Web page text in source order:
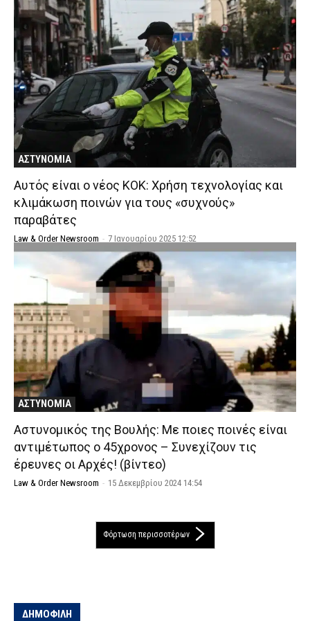
ΑΣΤΥΝΟΜΙΑ
Αυτός είναι ο νέος ΚΟΚ: Χρήση τεχνολογίας και
κλιμάκωση ποινών για τους «συχνούς»
παραβάτες
Law & Order Newsroom - 7 Ιανουαρίου 2025 12:52
ΑΣΤΥΝΟΜΙΑ
Αστυνομικός της Βουλής: Με ποιες ποινές είναι
αντιμέτωπος ο 45χρονος – Συνεχίζουν τις
έρευνες οι Αρχές! (βίντεο)
Law & Order Newsroom - 15 Δεκεμβρίου 2024 14:54
Φόρτωση περισσοτέρων
ΔΗΜΟΦΙΛΗ